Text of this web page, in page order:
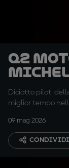
Q2
Diciotto piloti
miglior tempo
09 mag 2026
CONDIVIDI